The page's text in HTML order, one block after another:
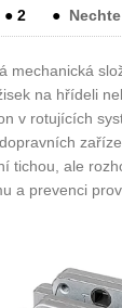
●2 ●
mechanická
na hřídeli
v rotujících
tichou, ale
a prevenci